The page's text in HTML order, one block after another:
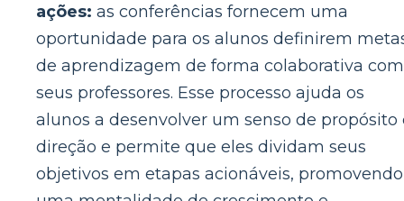
ações: as conferências fornecem uma
oportunidade para os alunos definirem
de aprendizagem de forma colaborativa com
seus professores. Esse processo ajuda os
alunos a desenvolver um senso de propósito
direção e permite que eles dividam seus
objetivos em etapas acionáveis, promovendo